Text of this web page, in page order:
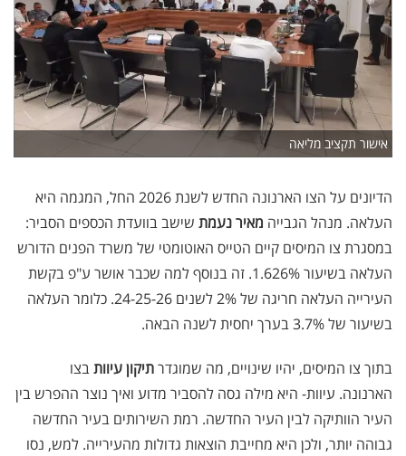
אישור תקציב מליאה
הדיונים על הצו הארנונה החדש לשנת 2026 החל, המגמה היא
העלאה. מנהל הגבייה מאיר נעמת שישב בוועדת הכספים הסביר:
במסגרת צו המיסים קיים הטייס האוטומטי של משרד הפנים הדורש
העלאה בשיעור 1.626%. זה בנוסף למה שכבר אושר ע"פ בקשת
העירייה העלאה חריגה של 2% לשנים 24-25-26. כלומר העלאה
בשיעור של 3.7% בערך יחסית לשנה הבאה.
בתוך צו המיסים, יהיו שינויים, מה שמוגדרתיקון עיוותבצו
הארנונה. עיוות- היא מילה גסה להסביר מדוע ואיך נוצר ההפרש בין
העיר הוותיקה לבין העיר החדשה. רמת השירותים בעיר החדשה
גבוהה יותר, ולכן היא מחייבת הוצאות גדולות מהעירייה. למש, נסו